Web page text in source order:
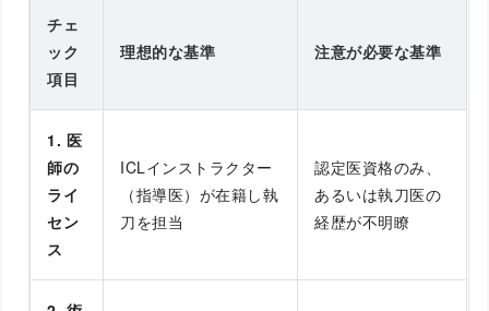
チェ
ック
項目
理想的な基準 注意が必要な基準
1. 医
師の
ライ
セン
ス
ICLインストラクター
（指導医）が在籍し執
刀を担当
認定医資格のみ、
あるいは執刀医の
経歴が不明瞭